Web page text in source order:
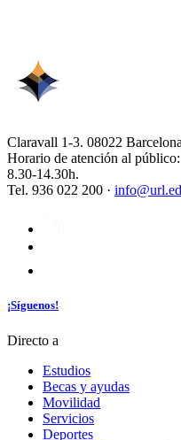
Claravall 1-3. 08022 Barcelona
Horario de atención al
8.30-14.30h.
Tel. 936 022 200 ·
¡Síguenos!
Directo a
Estudios
Becas y ayudas
Movilidad
Servicios
Deportes